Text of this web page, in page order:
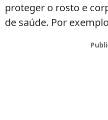
proteger o rosto e
de saúde. Por